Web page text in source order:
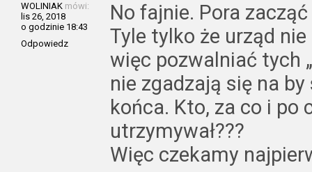
WOLINIAK mówi:
lis 26, 2018
o godzinie 18:43
Odpowiedz
No fajnie. Pora
Tyle tylko że urząd
więc pozwalniać tych
nie zgadzają się na
końca. Kto, za co i po
utrzymywał???
Więc czekamy